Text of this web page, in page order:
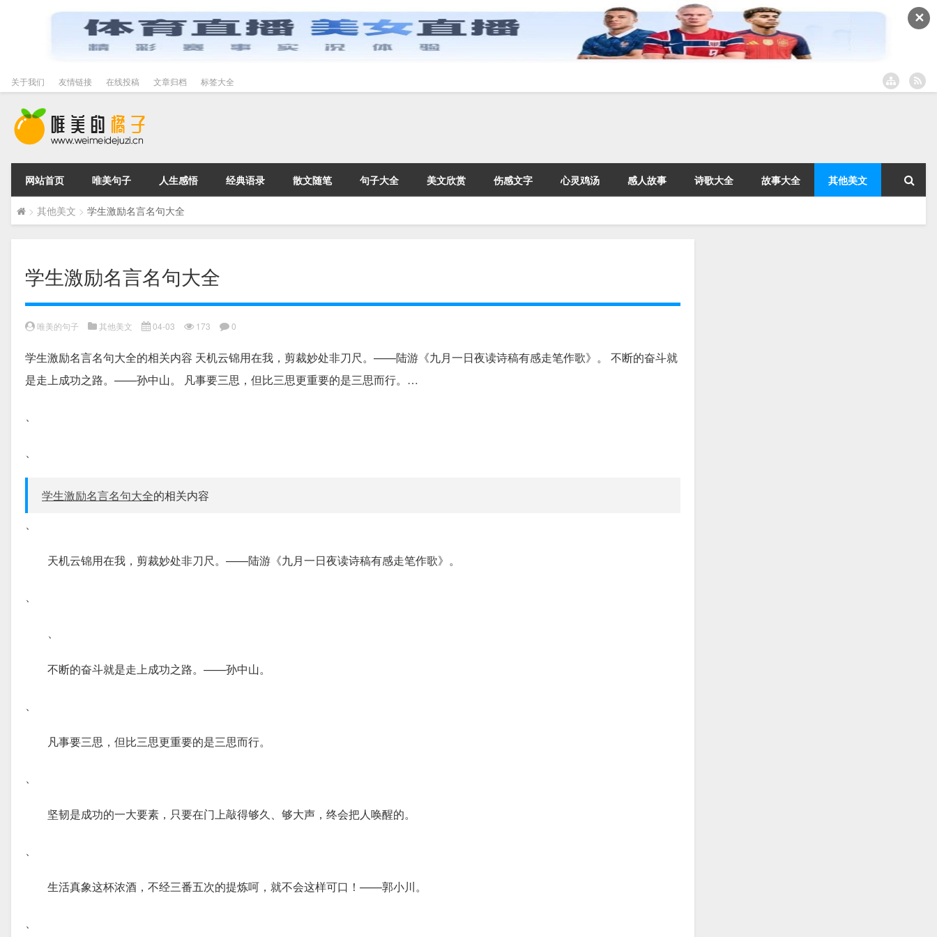
✕
关于我们 友情链接 在线投稿 文章归档 标签大全
网站首页 唯美句子 人生感悟 经典语录 散文随笔 句子大全 美文欣赏 伤感文字 心灵鸡汤 感人故事 诗歌大全 故事大全 其他美文
> 其他美文 > 学生激励名言名句大全
学生激励名言名句大全
唯美的句子 其他美文 04-03 173 0
学生激励名言名句大全的相关内容 天机云锦用在我，剪裁妙处非刀尺。——陆游《九月一日夜读诗稿有感走笔作歌》。 不断的奋斗就
是走上成功之路。——孙中山。 凡事要三思，但比三思更重要的是三思而行。…
、
、
学生激励名言名句大全的相关内容
、
天机云锦用在我，剪裁妙处非刀尺。——陆游《九月一日夜读诗稿有感走笔作歌》。
、
、
不断的奋斗就是走上成功之路。——孙中山。
、
凡事要三思，但比三思更重要的是三思而行。
、
坚韧是成功的一大要素，只要在门上敲得够久、够大声，终会把人唤醒的。
、
生活真象这杯浓酒，不经三番五次的提炼呵，就不会这样可口！——郭小川。
、